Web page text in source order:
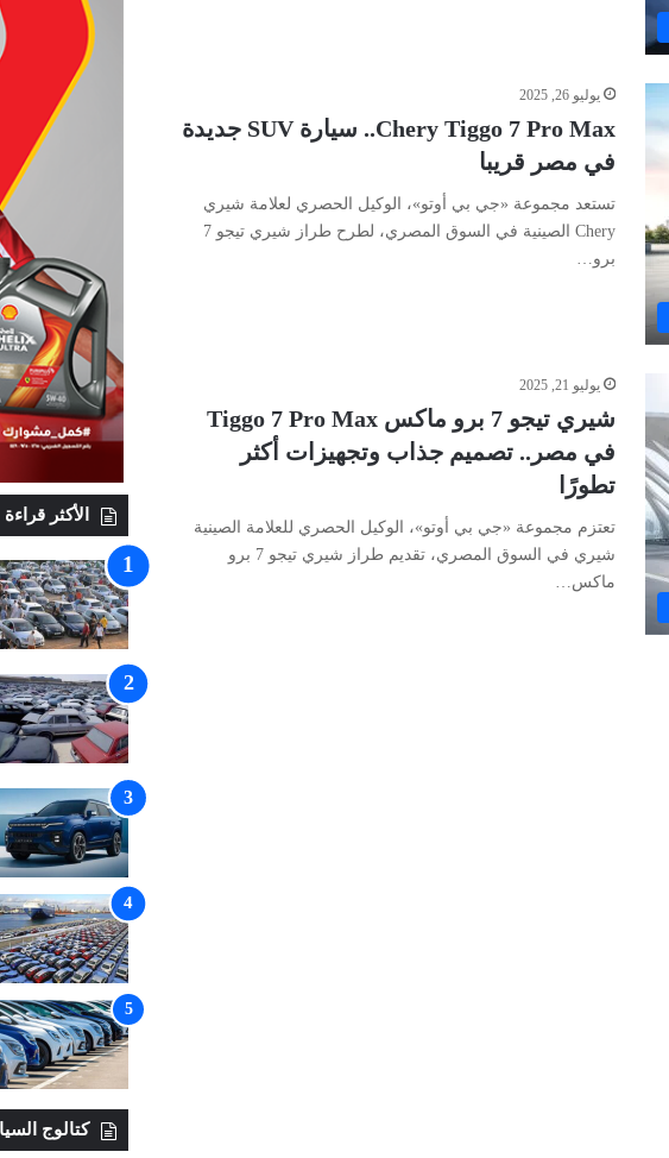
يوليو 26, 2025
Chery Tiggo 7 Pro Max.. سيارة SUV جديدة
في مصر قريبا
تستعد مجموعة «جي بي أوتو»، الوكيل الحصري لعلامة شيري
Chery الصينية في السوق المصري، لطرح طراز شيري تيجو 7
برو…
يوليو 21, 2025
شيري تيجو 7 برو ماكس Tiggo 7 Pro Max
في مصر.. تصميم جذاب وتجهيزات أكثر
تطورًا
تعتزم مجموعة «جي بي أوتو»، الوكيل الحصري للعلامة الصينية
شيري في السوق المصري، تقديم طراز شيري تيجو 7 برو
ماكس…
الأكثر قراءة
كتالوج